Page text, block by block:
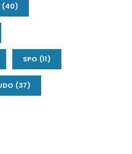
(40)
SPO (11)
(37)